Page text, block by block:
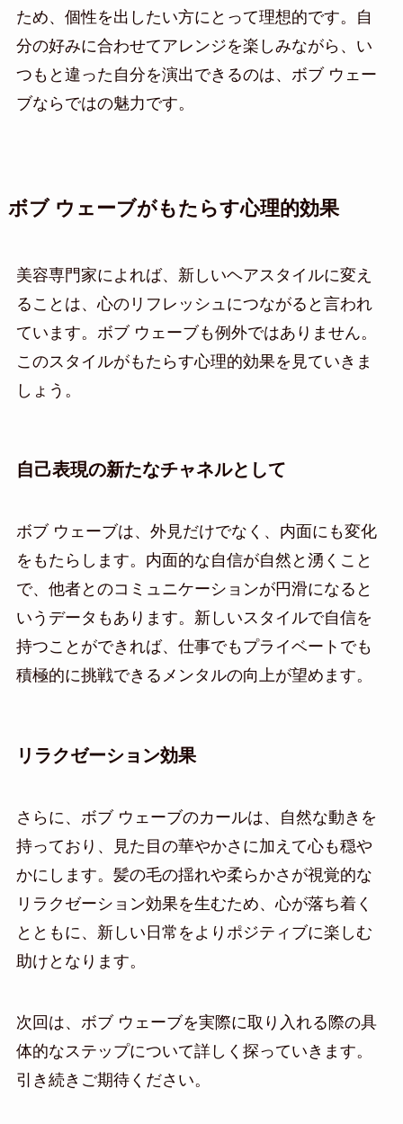
ため、個性を出したい方にとって理想的です。自
分の好みに合わせてアレンジを楽しみながら、い
つもと違った自分を演出できるのは、ボブ ウェー
ブならではの魅力です。
ボブ ウェーブがもたらす心理的効果
美容専門家によれば、新しいヘアスタイルに変え
ることは、心のリフレッシュにつながると言われ
ています。ボブ ウェーブも例外ではありません。
このスタイルがもたらす心理的効果を見ていきま
しょう。
自己表現の新たなチャネルとして
ボブ ウェーブは、外見だけでなく、内面にも変化
をもたらします。内面的な自信が自然と湧くこと
で、他者とのコミュニケーションが円滑になると
いうデータもあります。新しいスタイルで自信を
持つことができれば、仕事でもプライベートでも
積極的に挑戦できるメンタルの向上が望めます。
リラクゼーション効果
さらに、ボブ ウェーブのカールは、自然な動きを
持っており、見た目の華やかさに加えて心も穏や
かにします。髪の毛の揺れや柔らかさが視覚的な
リラクゼーション効果を生むため、心が落ち着く
とともに、新しい日常をよりポジティブに楽しむ
助けとなります。
次回は、ボブ ウェーブを実際に取り入れる際の具
体的なステップについて詳しく探っていきます。
引き続きご期待ください。